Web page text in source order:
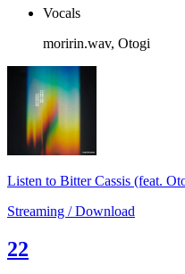
Vocals
moririn.wav, Otogi
Listen to Bitter Cassis (feat.
Streaming / Download
22